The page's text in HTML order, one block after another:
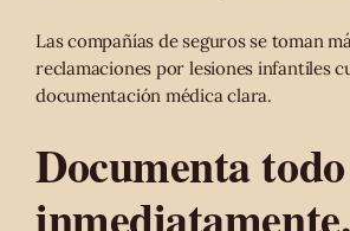
Las compañías de seguros se toman
reclamaciones por lesiones infantiles
documentación médica clara.
Documenta todo